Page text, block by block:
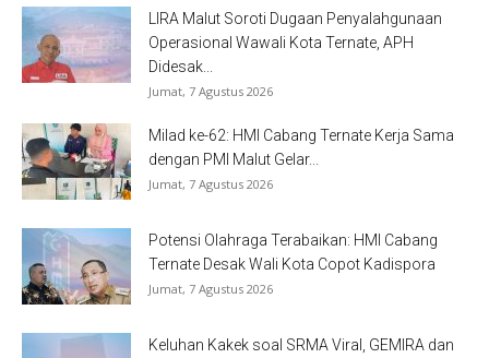
LIRA Malut Soroti Dugaan Penyalahgunaan
Operasional Wawali Kota Ternate, APH
Didesak...
Jumat, 7 Agustus 2026
Milad ke-62: HMI Cabang Ternate Kerja Sama
dengan PMI Malut Gelar...
Jumat, 7 Agustus 2026
Potensi Olahraga Terabaikan: HMI Cabang
Ternate Desak Wali Kota Copot Kadispora
Jumat, 7 Agustus 2026
Keluhan Kakek soal SRMA Viral, GEMIRA dan